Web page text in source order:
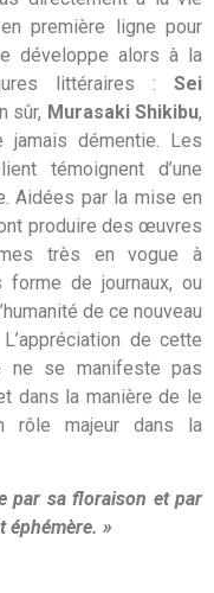
première ligne pour
développe alors à la
littéraires : Sei
sûr, Murasaki Shikibu,
jamais démentie. Les
témoignent d’une
Aidées par la mise en
produire des œuvres
très en vogue à
forme de journaux, ou
de ce nouveau
de cette
ne se manifeste pas
dans la manière de le
rôle majeur dans la
par sa floraison et par
éphémère. »